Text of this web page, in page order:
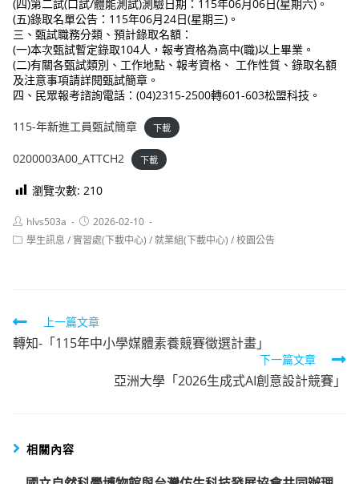
(四)第二試(口試/體能測試)測驗日期：115年06月06日(星期六)。
(五)錄取名單公告：115年06月24日(星期三)。
三、甄試職務分類、預計錄取名額：
(一)本次甄試暫定錄取104人，報考資格為高中(職)以上畢業。
(二)有關各甄試類別、工作地點、報考資格、 工作性質、錄取名額
及注意事項請詳閱甄試簡章。
四、民眾報考諮詢電話：(04)2315-2500轉601-603松盟科技。
115-年新進工員甄試簡章 下載
0200003A00_ATTCH2 下載
瀏覽次數: 210
Post
author:
hlvs503a
Post
published:
2026-02-10
Post學生訊息 / 實習處(下載中心) /就業組(下載中心) /校園公告
Read
more
上一篇文章
轉知-「115年中小學媒體素養競賽徵選計畫」
下一篇文章
亞洲大學「2026生成式AI創意設計競賽」
相關內容